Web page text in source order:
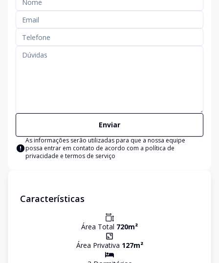
Enviar
As informações serão utilizadas para que a nossa equipe
possa entrar em contato de acordo com a política de
privacidade e termos de serviço
Características
Área Total 720m²
Área Privativa 127m²